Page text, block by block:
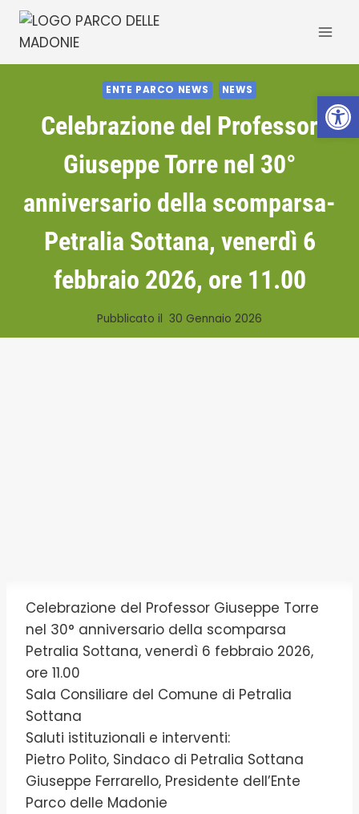
Salta
contenuto
ENTE PARCO NEWS NEWS
Celebrazione del Professor
Giuseppe Torre nel 30°
anniversario della scomparsa-
Petralia Sottana, venerdì 6
febbraio 2026, ore 11.00
Pubblicato il 30 Gennaio 2026
Celebrazione del Professor Giuseppe Torre
nel 30° anniversario della scomparsa
Petralia Sottana, venerdì 6 febbraio 2026,
ore 11.00
Sala Consiliare del Comune di Petralia
Sottana
Saluti istituzionali e interventi:
Pietro Polito, Sindaco di Petralia Sottana
Giuseppe Ferrarello, Presidente dell’Ente
Parco delle Madonie
Apri